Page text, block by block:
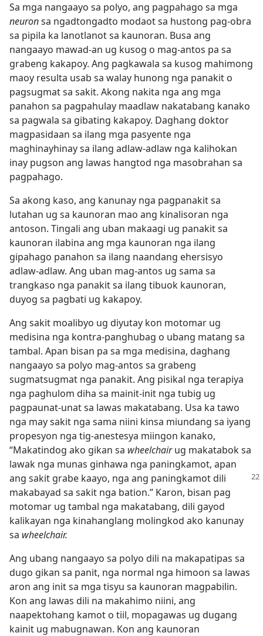
Sa mga nangaayo sa polyo, ang pagpahago sa mga
neuronsa ngadtongadto modaot sa hustong pag-obra
sa pipila ka lanotlanot sa kaunoran. Busa ang
nangaayo mawad-an ug kusog o mag-antos pa sa
grabeng kakapoy. Ang pagkawala sa kusog mahimong
maoy resulta usab sa walay hunong nga panakit o
pagsugmat sa sakit. Akong nakita nga ang mga
panahon sa pagpahulay maadlaw nakatabang kanako
sa pagwala sa gibating kakapoy. Daghang doktor
magpasidaan sa ilang mga pasyente nga
maghinayhinay sa ilang adlaw-adlaw nga kalihokan
inay pugson ang lawas hangtod nga masobrahan sa
pagpahago.
Sa akong kaso, ang kanunay nga pagpanakit sa
lutahan ug sa kaunoran mao ang kinalisoran nga
antoson. Tingali ang uban makaagi ug panakit sa
kaunoran ilabina ang mga kaunoran nga ilang
gipahago panahon sa ilang naandang ehersisyo
adlaw-adlaw. Ang uban mag-antos ug sama sa
trangkaso nga panakit sa ilang tibuok kaunoran,
duyog sa pagbati ug kakapoy.
Ang sakit moalibyo ug diyutay kon motomar ug
medisina nga kontra-panghubag o ubang matang sa
tambal. Apan bisan pa sa mga medisina, daghang
nangaayo sa polyo mag-antos sa grabeng
sugmatsugmat nga panakit. Ang pisikal nga terapiya
nga paghulom diha sa mainit-init nga tubig ug
pagpaunat-unat sa lawas makatabang. Usa ka tawo
nga may sakit nga sama niini kinsa miundang sa iyang
propesyon nga tig-anestesya miingon kanako,
“Makatindog ako gikan sa wheelchairug makatabok sa
lawak nga munas ginhawa nga paningkamot, apan
ang sakit grabe kaayo, nga ang paningkamot dili
makabayad sa sakit nga bation.” Karon, bisan pag
motomar ug tambal nga makatabang, dili gayod
kalikayan nga kinahanglang molingkod ako kanunay
sa wheelchair.
Ang ubang nangaayo sa polyo dili na makapatipas sa
dugo gikan sa panit, nga normal nga himoon sa lawas
aron ang init sa mga tisyu sa kaunoran magpabilin.
Kon ang lawas dili na makahimo niini, ang
naapektohang kamot o tiil, mopagawas ug dugang
kainit ug mabugnawan. Kon ang kaunoran